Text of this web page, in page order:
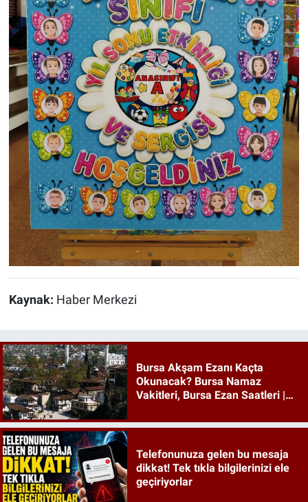
Kaynak: Haber Merkezi
Bursa Akşam Ezanı Kaçta
Okunacak? Bursa Namaz
Vakitleri, Bursa Ezan Saatleri |
Telefonunuza gelen bu mesaja
dikkat! Tek tıkla bilgilerinizi ele
geçiriyorlar